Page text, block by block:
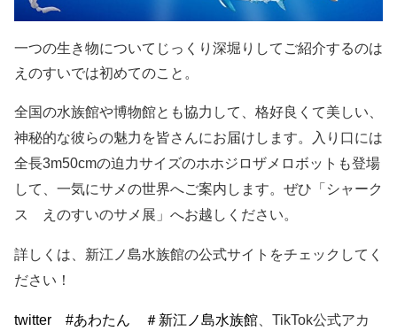
一つの生き物についてじっくり深堀りしてご紹介するのは
えのすいでは初めてのこと。
全国の水族館や博物館とも協力して、格好良くて美しい、
神秘的な彼らの魅力を皆さんにお届けします。
入り口には
全長3m50cmの迫力サイズのホホジロザメロボットも登場
して、 一気にサメの世界へご案内します。 ぜひ「シャーク
ス えのすいのサメ展」へお越しください。
詳しくは、新江ノ島水族館の公式サイトをチェックしてく
ださい！
twitter #あわたん ＃新江ノ島水族館 TikTok公式アカ